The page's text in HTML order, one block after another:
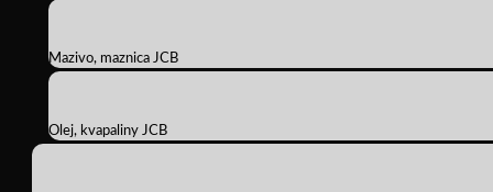
Mazivo, maznica JCB
Olej, kvapaliny JCB